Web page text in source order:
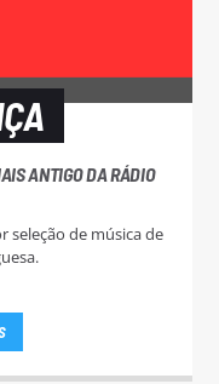
ANTIGO DA RÁDIO
seleção de música de